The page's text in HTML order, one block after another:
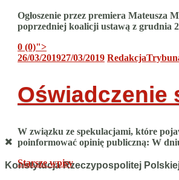
Ogłoszenie przez premiera
poprzedniej koalicji ustawą z grudnia
0 (0)">
26/03/201927/03/2019 Redakcja
Oświadczenie
W związku ze spekulacjami, które
poinformować opinię publiczną: W
Nawigacja
Starsze wpisy
Konstytucja Rzeczypospolitej